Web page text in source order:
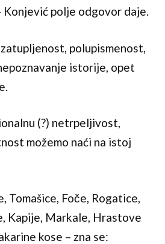
Konjević polje odgovor daje.
polupismenost,
istorije, opet
(?) netrpeljivost,
možemo naći na istoj
Tomašice, Foče, Rogatice,
Kapije, Markale, Hrastove
kose – zna se: